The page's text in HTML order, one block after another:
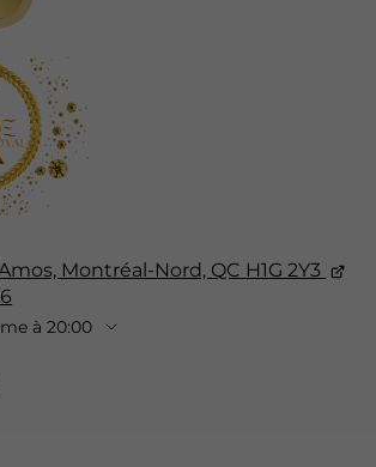
Montréal-Nord, QC H1G 2Y3
à 20:00